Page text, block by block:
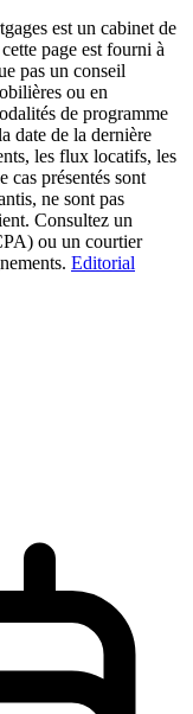
est un cabinet de
page est fourni à
pas un conseil
ou en
de programme
date de la dernière
les flux locatifs, les
cas présentés sont
ne sont pas
Consultez un
ou un courtier
Editorial